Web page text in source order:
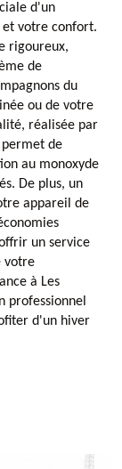
d'un
votre confort.
rigoureux,
de
du
ou de votre
réalisée par
de
au monoxyde
De plus, un
appareil de
un service
votre
à Les
professionnel
d'un hiver